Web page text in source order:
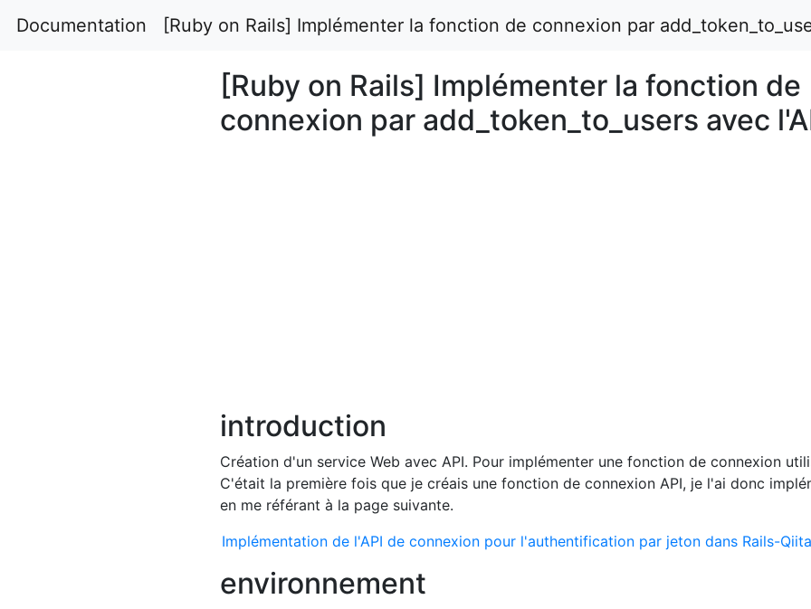
Documentation [Ruby on Rails] Implémenter la fonction de connexion par
[Ruby on Rails] Implémenter la fonction de
connexion par add_token_to_users avec
introduction
Création d'un service Web avec API. Pour implémenter une fonction de connexion
C'était la première fois que je créais une fonction de connexion API, je l'ai donc
en me référant à la page suivante.
Implémentation de l'API de connexion pour l'authentification par jeton dans Rails-
environnement